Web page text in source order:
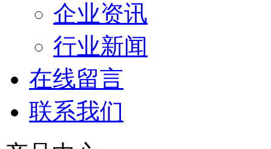
企业资讯
行业新闻
在线留言
联系我们